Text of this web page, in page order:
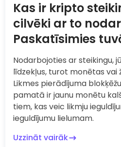
Kas ir kripto
cilvēki ar to
Paskatīsimies
Nodarbojoties ar steikingu,
līdzekļus, turot monētas vai
Likmes pierādījuma
pamatā ir jaunu monētu
tiem, kas veic likmju
ieguldījumu lielumam.
Uzzināt vairāk